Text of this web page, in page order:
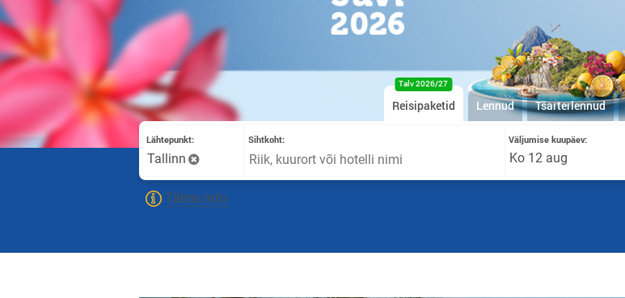
Reisipaketid
Talv 2026/27
Lennud Tšarterlennud
Lähtepunkt:
Tallinn
Sihtkoht: Väljumise kuupäev:
Tähtis info